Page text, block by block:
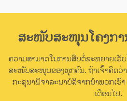
ສະໜັບສະໜຸນໂຄງກາ
ຄວາມສາມາດໃນການສືບຕໍ່ຂະຫຍາຍເວັ
ສະໜັບສະໜຸນຂອງທຸກຄົນ. ຖ້າເຈົ້າຄິດວ່
ກະລຸນາພິຈາລະນາບໍລິຈາກນຳພວກເຮົ
ເດືອນໄປ.